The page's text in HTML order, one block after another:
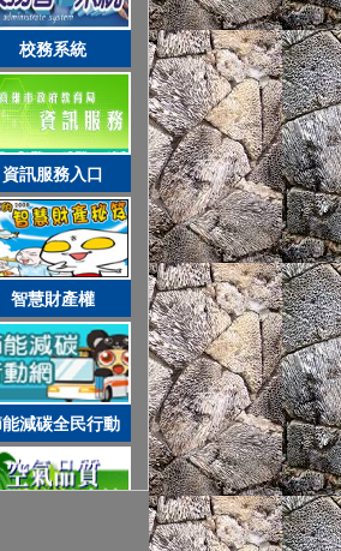
智慧財產權
節能減碳全民行動
空氣品質監測站
圓夢助學網
遊戲軟體分級制
校務系統
資訊服務入口
智慧財產權
減碳全民行動